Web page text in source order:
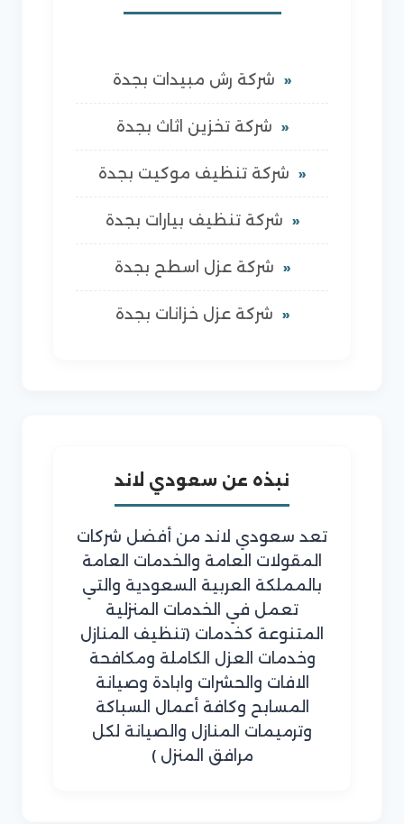
شركة رش مبيدات بجدة
شركة تخزين اثاث بجدة
شركة تنظيف موكيت بجدة
شركة تنظيف بيارات بجدة
شركة عزل اسطح بجدة
شركة عزل خزانات بجدة
نبذه عن سعودي لاند
تعد سعودي لاند من أفضل شركات
المقولات العامة والخدمات العامة
بالمملكة العربية السعودية والتي
تعمل في الخدمات المنزلية
المتنوعة كخدمات (تنظيف المنازل
وخدمات العزل الكاملة ومكافحة
الافات والحشرات وابادة وصيانة
المسابح وكافة أعمال السباكة
وترميمات المنازل والصيانة لكل
مرافق المنزل )